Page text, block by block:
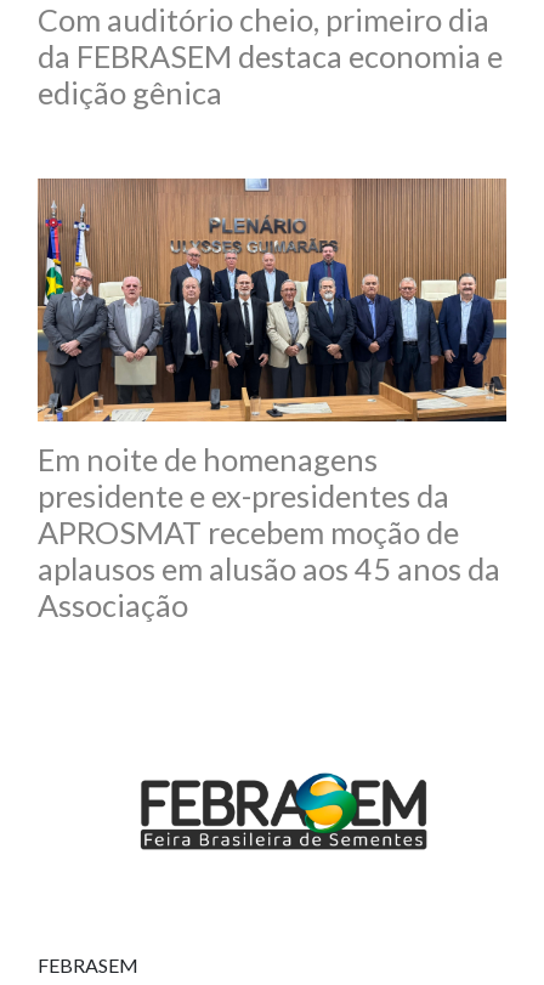
Com auditório cheio, primeiro dia
da FEBRASEM destaca economia e
edição gênica
Em noite de homenagens
presidente e ex-presidentes da
APROSMAT recebem moção de
aplausos em alusão aos 45 anos da
Associação
FEBRASEM